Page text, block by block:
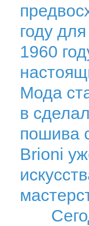
году
1960
Мода
в
пошива
Brioni